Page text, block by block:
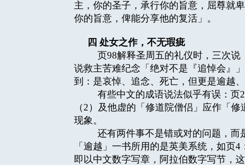
主，你的圣子，承行你的旨意，屈尊就
你的旨意，俾能分享他的复活」。
四 处女之作，不无瑕疵
页98解释圣周五的礼仪时，三次
说救主苦难纪念「绝对不是『追悼会』
到：是哀悼、追念、死亡，但更是逾越
有些中文的成语说法似乎有误：页
（2）及他虚的「修道院僧侣」应作「
现象。
还有两件事不是错或对的问题，而
「逾越」一书所用的是英美系统，如页
即以中文数字写章，阿拉伯数字写节，